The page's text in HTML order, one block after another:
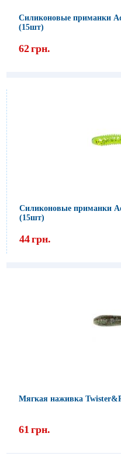
Силиконовые приманки
(15шт)
62грн.
Силиконовые приманки
(15шт)
44грн.
Мягкая наживка
61 грн.